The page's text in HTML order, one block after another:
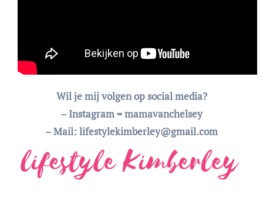
Wil je mij volgen op social media?
– Instagram = mamavanchelsey
– Mail: lifestylekimberley@gmail.com